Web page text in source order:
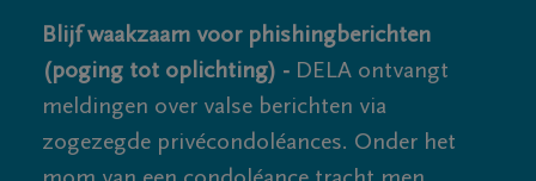
Blijf waakzaam voor phishingberichten
(poging tot oplichting) - DELA ontvangt
meldingen over valse berichten via
zogezegde privécondoléances. Onder het